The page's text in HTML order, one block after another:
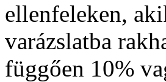
ellenfeleken,
varázslatba
függően 10%